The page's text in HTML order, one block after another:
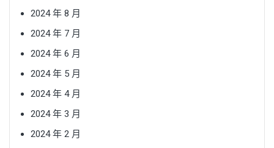
2024 年 8 月
2024 年 7 月
2024 年 6 月
2024 年 5 月
2024 年 4 月
2024 年 3 月
2024 年 2 月